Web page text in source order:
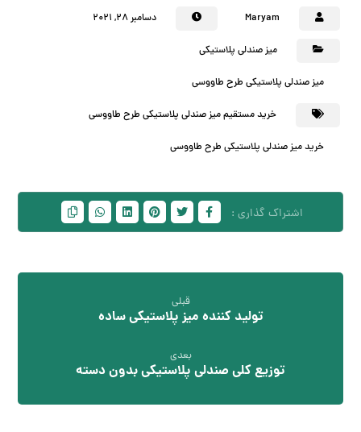
Maryam دسامبر ۲۸, ۲۰۲۱
میز صندلی پلاستیکی
میز صندلی پلاستیکی طرح طاووسی
خرید مستقیم میز صندلی پلاستیکی طرح طاووسی
خرید میز صندلی پلاستیکی طرح طاووسی
قبلی
تولید کننده میز پلاستیکی ساده
بعدی
توزیع کلی صندلی پلاستیکی بدون دسته